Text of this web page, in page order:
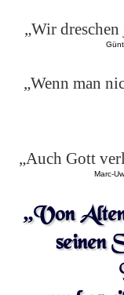
„Wir
„Wenn man
„Auch Gott
Marc-
„Von
seinen